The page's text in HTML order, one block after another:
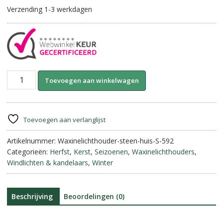
Verzending 1-3 werkdagen
Waxinelichthouder
Huis.
Toevoegen aan winkelwagen
n
a
t
v
Toevoegen aan verlanglijst
Artikelnummer: Waxinelichthouder-steen-huis-S-592
Categorieën: Herfst, Kerst, Seizoenen, Waxinelichthouders,
Windlichten & kandelaars, Winter
Beschrijving Beoordelingen (0)